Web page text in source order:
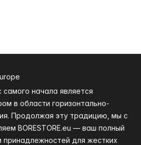
начала является
в области горизонтально-
Продолжая эту традицию, мы с
BORESTORE.eu — ваш полный
принадлежностей для жестких